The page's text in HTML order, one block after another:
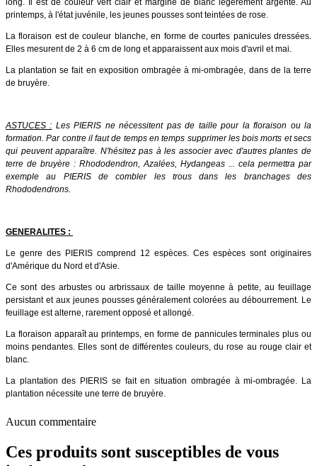
printemps, à l'état juvénile, les jeunes pousses sont teintées de rose.
La floraison est de couleur blanche, en forme de courtes panicules dressées.
Elles mesurent de 2 à 6 cm de long et apparaissent aux mois d'avril et mai.
La plantation se fait en exposition ombragée à mi-ombragée, dans de la terre
de bruyère.
ASTUCES : Les PIERIS ne nécessitent pas de taille pour la floraison ou la
formation. Par contre il faut de temps en temps supprimer les bois morts et secs
qui peuvent apparaître. N'hésitez pas à les associer avec d'autres plantes de
terre de bruyère : Rhododendron, Azalées, Hydangeas ... cela permettra par
exemple au PIERIS de combler les trous dans les branchages des
Rhododendrons.
GENERALITES :
Le genre des PIERIS comprend 12 espèces. Ces espèces sont originaires
d'Amérique du Nord et d'Asie.
Ce sont des arbustes ou arbrissaux de taille moyenne à petite, au feuillage
persistant et aux jeunes pousses généralement colorées au débourrement. Le
feuillage est alterne, rarement opposé et allongé.
La floraison apparaît au printemps, en forme de pannicules terminales plus ou
moins pendantes. Elles sont de différentes couleurs, du rose au rouge clair et
blanc.
La plantation des PIERIS se fait en situation ombragée à mi-ombragée. La
plantation nécessite une terre de bruyère.
Aucun commentaire
Ces produits sont susceptibles de vous